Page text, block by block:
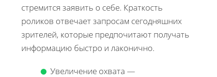
стремится заявить о себе. Краткость
роликов отвечает запросам сегодняшних
зрителей, которые предпочитают получать
информацию быстро и лаконично.
Увеличение охвата —